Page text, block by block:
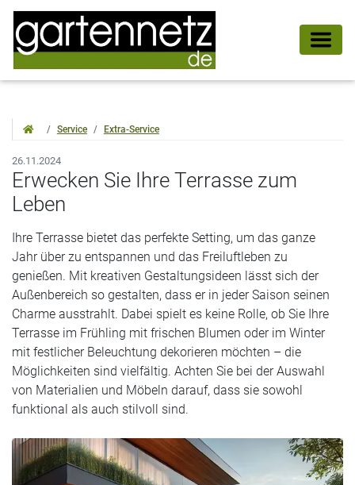
Service Extra-Service
26.11.2024
Erwecken Sie Ihre Terrasse zum
Leben
Ihre Terrasse bietet das perfekte Setting, um das ganze
Jahr über zu entspannen und das Freiluftleben zu
genießen. Mit kreativen Gestaltungsideen lässt sich der
Außenbereich so gestalten, dass er in jeder Saison seinen
Charme ausstrahlt. Dabei spielt es keine Rolle, ob Sie Ihre
Terrasse im Frühling mit frischen Blumen oder im Winter
mit festlicher Beleuchtung dekorieren möchten – die
Möglichkeiten sind vielfältig. Achten Sie bei der Auswahl
von Materialien und Möbeln darauf, dass sie sowohl
funktional als auch stilvoll sind.